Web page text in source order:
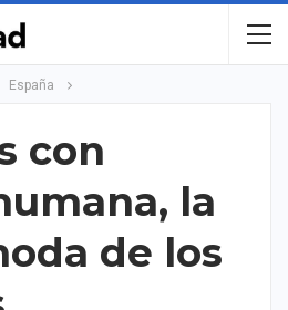
España
con
la
de los